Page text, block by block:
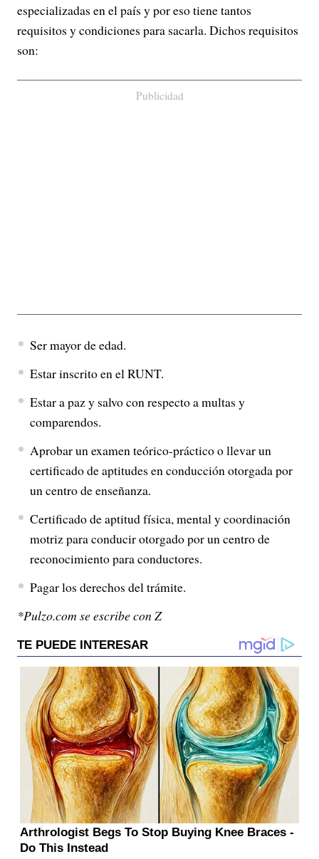
especializadas en el país y por eso tiene tantos
requisitos y condiciones para sacarla. Dichos requisitos
son:
Publicidad
Ser mayor de edad.
Estar inscrito en el RUNT.
Estar a paz y salvo con respecto a multas y
comparendos.
Aprobar un examen teórico-práctico o llevar un
certificado de aptitudes en conducción otorgada por
un centro de enseñanza.
Certificado de aptitud física, mental y coordinación
motriz para conducir otorgado por un centro de
reconocimiento para conductores.
Pagar los derechos del trámite.
*Pulzo.com se escribe con Z